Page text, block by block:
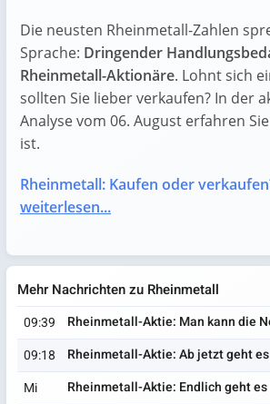
Die neusten Rheinmetall-Zahlen
Sprache: Dringender
Rheinmetall-Aktionäre. Lohnt sich
sollten Sie lieber verkaufen? In der
Analyse vom 06. August erfahren
ist.
Rheinmetall: Kaufen oder
weiterlesen...
Mehr Nachrichten zu Rheinmetall
09:39
Rheinmetall-Aktie: Man kann die
09:18
Rheinmetall-Aktie: Ab jetzt geht
Mi
Rheinmetall-Aktie: Endlich geht es